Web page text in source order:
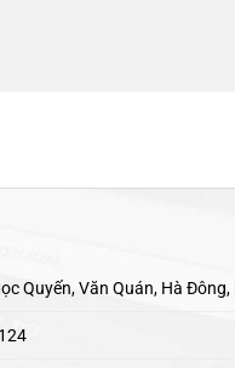
Quyến, Văn Quán, Hà Đông,